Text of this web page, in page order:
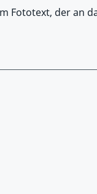
Fototext, der an